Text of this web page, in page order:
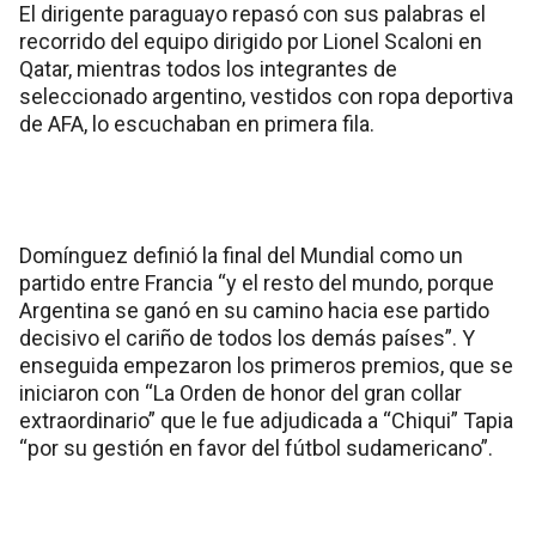
El dirigente paraguayo repasó con sus palabras el
recorrido del equipo dirigido por Lionel Scaloni en
Qatar, mientras todos los integrantes de
seleccionado argentino, vestidos con ropa deportiva
de AFA, lo escuchaban en primera fila.
Domínguez definió la final del Mundial como un
partido entre Francia “y el resto del mundo, porque
Argentina se ganó en su camino hacia ese partido
decisivo el cariño de todos los demás países”. Y
enseguida empezaron los primeros premios, que se
iniciaron con “La Orden de honor del gran collar
extraordinario” que le fue adjudicada a “Chiqui” Tapia
“por su gestión en favor del fútbol sudamericano”.